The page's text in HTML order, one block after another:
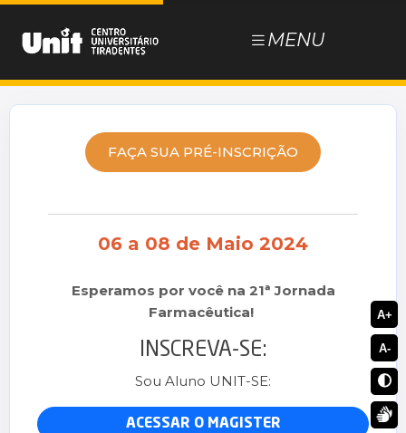
MENU
ESTUDE NA UNIT
JÁ SOU ALUNO
Magister
FAÇA SUA PRÉ-INSCRIÇÃO
06 a 08 de Maio 2024
Esperamos por você na 21ª Jornada
Farmacêutica!
INSCREVA-SE:
Sou Aluno UNIT-SE:
ACESSAR O MAGISTER
A+
A-